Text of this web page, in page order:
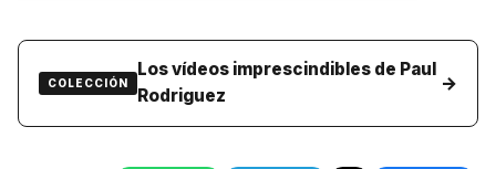
COLECCIÓN
Los vídeos imprescindibles de Paul
Rodriguez
→